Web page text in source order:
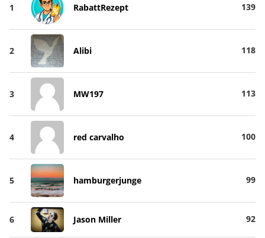
1 RabattRezept 139
2 Alibi 118
3 MW197 113
4 red carvalho 100
5 hamburgerjunge 99
6 Jason Miller 92